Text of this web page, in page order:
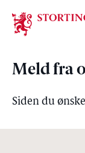
Meld fra
Siden du